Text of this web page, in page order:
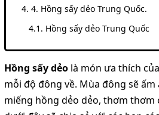
4. Hồng sấy dẻo Trung Quốc.
Hồng sấy dẻo Trung Quốc
Hồng sấy dẻo là món ưa thích
mỗi độ đông về. Mùa đông sẽ
miếng hồng dẻo dẻo, thơm thơm